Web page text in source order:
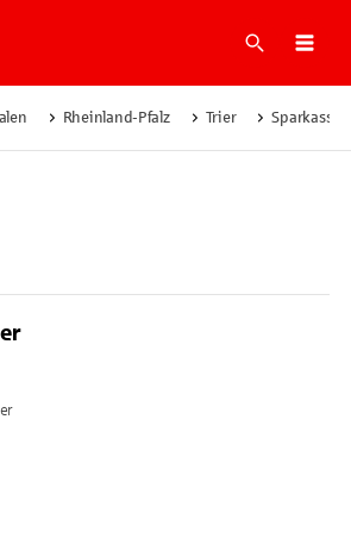
Suche
Rheinland-Pfalz Trier Sparkasse